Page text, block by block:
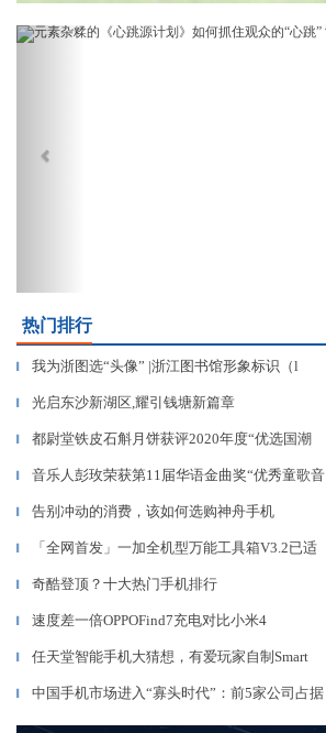
Previous
热门排行
▎ 我为浙图选“头像” |浙江图书馆形象标识（l
▎ ​光启东沙新湖区,耀引钱塘新篇章
▎ 都尉堂铁皮石斛月饼获评2020年度“优选国潮
▎ 音乐人彭玫荣获第11届华语金曲奖“优秀童歌音
▎ 告别冲动的消费，该如何选购神舟手机
▎ 「全网首发」一加全机型万能工具箱V3.2已适
▎ 奇酷登顶？十大热门手机排行
▎ 速度差一倍OPPOFind7充电对比小米4
▎ 任天堂智能手机大猜想，有爱玩家自制Smart
▎ 中国手机市场进入“寡头时代”：前5家公司占据